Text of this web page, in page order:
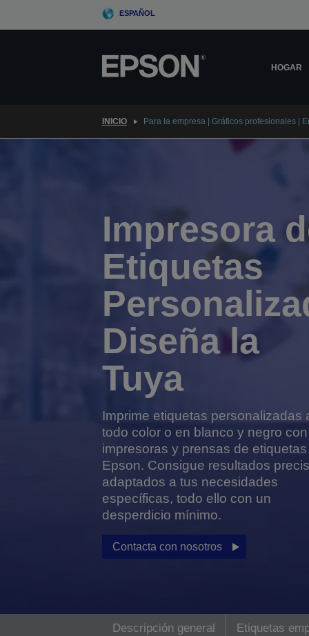
ESPAÑOL
HOGAR
INICIO Para la empresa | Gráficos profesionales |
Impresora
Etiquetas
Diseña la
Tuya
Imprime etiquetas personalizadas
todo color o en blanco y negro
impresoras y prensas de
Epson. Consigue resultados
adaptados a tus necesidades
específicas, todo ello con un
desperdicio mínimo.
Contacta con nosotros
Descripción general Etiquetas